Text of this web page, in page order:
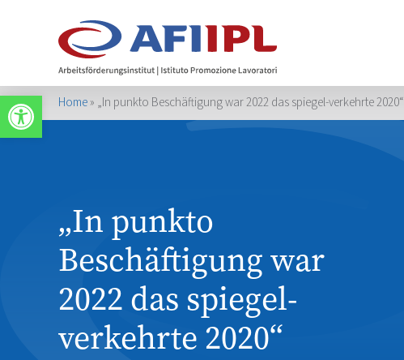
Werkzeugleiste öffnenHome» „In punkto Beschäftigung war 2022 das spiegel-verkehrte 2020“
„In punkto
Beschäftigung war
2022 das spiegel-
verkehrte 2020“